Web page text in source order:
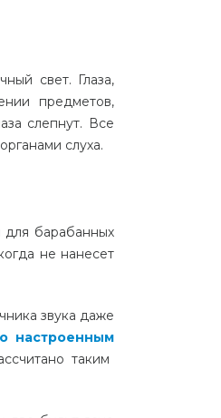
свет. Глаза,
предметов,
слепнут. Все
слуха.
для барабанных
не нанесет
звука даже
настроенным
таким